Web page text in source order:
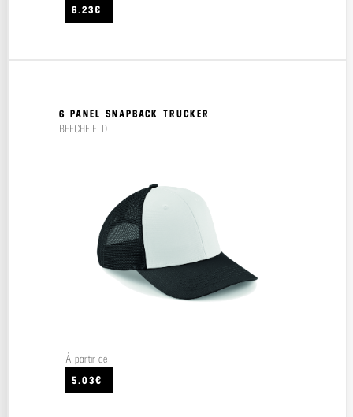
6.23€
6 PANEL SNAPBACK TRUCKER
BEECHFIELD
À partir de
5.03€